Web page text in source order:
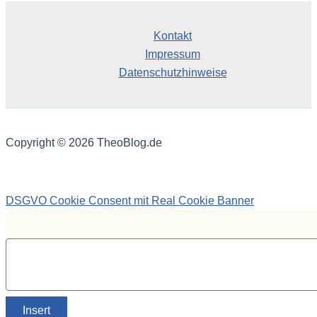
Kontakt
Impressum
Datenschutzhinweise
Copyright © 2026 TheoBlog.de
DSGVO Cookie Consent mit Real Cookie Banner
Insert